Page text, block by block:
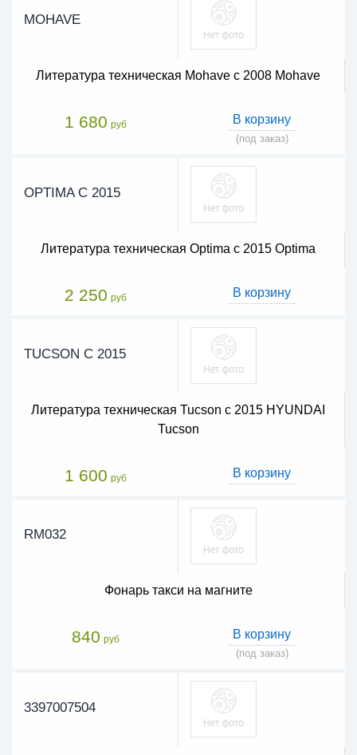
MOHAVE
Литература техническая Mohave c 2008 Mohave
1 680 руб В корзину
(под заказ)
OPTIMA C 2015
Литература техническая Optima c 2015 Optima
2 250 руб В корзину
TUCSON C 2015
Литература техническая Tucson с 2015 HYUNDAI
Tucson
1 600 руб В корзину
RM032
Фонарь такси на магните
840 руб В корзину
(под заказ)
3397007504